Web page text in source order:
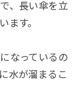
、長い傘を立
ます。
なっているの
水が溜まるこ